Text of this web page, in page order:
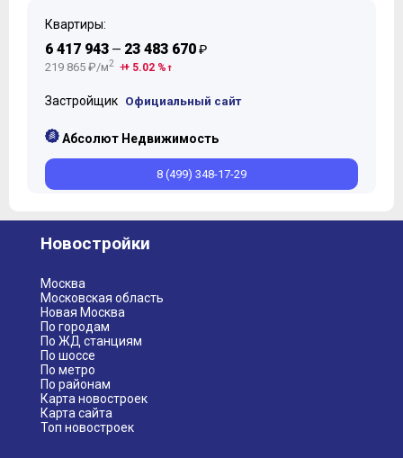
Квартиры:
6 417 943 — 23 483 670₽
219 865 ₽/м2 + 5.02 %
Застройщик Официальный сайт
Абсолют Недвижимость
8 (499) 348-17-29
Новостройки
Москва
Московская область
Новая Москва
По городам
По ЖД станциям
По шоссе
По метро
По районам
Карта новостроек
Карта сайта
Топ новостроек